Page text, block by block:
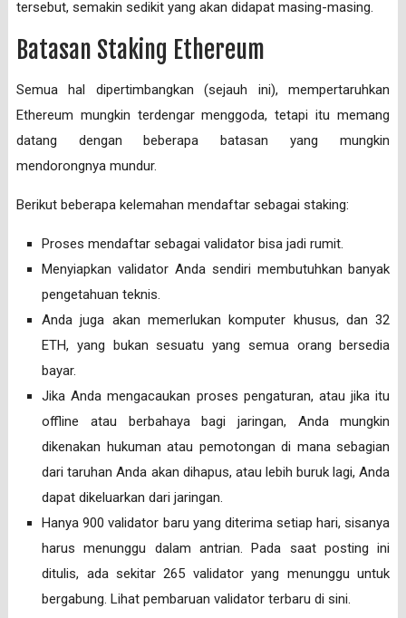
tersebut, semakin sedikit yang akan didapat masing-masing.
Batasan Staking Ethereum
Semua hal dipertimbangkan (sejauh ini), mempertaruhkan
Ethereum mungkin terdengar menggoda, tetapi itu memang
datang dengan beberapa batasan yang mungkin
mendorongnya mundur.
Berikut beberapa kelemahan mendaftar sebagai staking:
Proses mendaftar sebagai validator bisa jadi rumit.
Menyiapkan validator Anda sendiri membutuhkan banyak
pengetahuan teknis.
Anda juga akan memerlukan komputer khusus, dan 32
ETH, yang bukan sesuatu yang semua orang bersedia
bayar.
Jika Anda mengacaukan proses pengaturan, atau jika itu
offline atau berbahaya bagi jaringan, Anda mungkin
dikenakan hukuman atau pemotongan di mana sebagian
dari taruhan Anda akan dihapus, atau lebih buruk lagi, Anda
dapat dikeluarkan dari jaringan.
Hanya 900 validator baru yang diterima setiap hari, sisanya
harus menunggu dalam antrian. Pada saat posting ini
ditulis, ada sekitar 265 validator yang menunggu untuk
bergabung. Lihat pembaruan validator terbaru di sini.